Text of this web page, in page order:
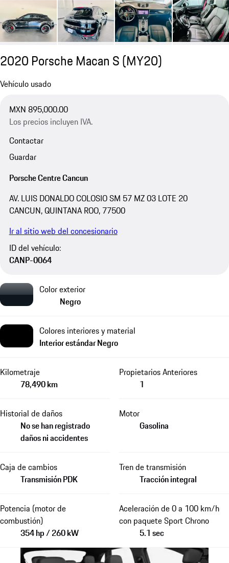
2020 Porsche Macan S (MY20)
Vehículo usado
MXN 895,000.00
Los precios incluyen IVA.
Contactar
Guardar
Porsche Centre Cancun
AV. LUIS DONALDO COLOSIO SM 57 MZ 03 LOTE 20
CANCUN, QUINTANA ROO, 77500
Ir al sitio web del concesionario
ID del vehículo:
CANP-0064
Color exterior
Negro
Colores interiores y material
Interior estándar Negro
Kilometraje
78,490 km
Propietarios Anteriores
1
Historial de daños
No se han registrado
daños ni accidentes
Motor
Gasolina
Caja de cambios
Transmisión PDK
Tren de transmisión
Tracción integral
Potencia (motor de
combustión)
354 hp / 260 kW
Aceleración de 0 a 100 km/h
con paquete Sport Chrono
5.1 sec